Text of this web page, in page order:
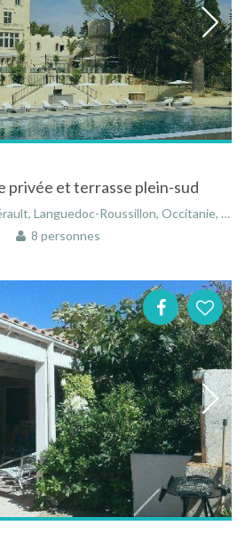
privée et terrasse plein-sud
Languedoc-Roussillon, Occitanie, France
8 personnes